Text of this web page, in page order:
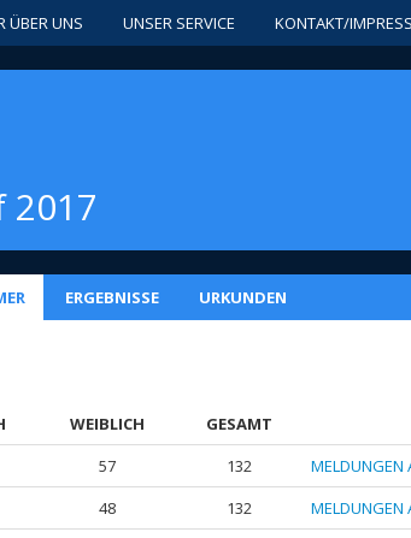
ÜBER UNS UNSER SERVICE KONTAKT/
2017
ERGEBNISSE URKUNDEN
WEIBLICH GESAMT
57 132
MELDUNGEN
48 132
MELDUNGEN